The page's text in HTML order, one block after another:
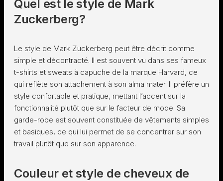
Quel est le style de Mark
Zuckerberg?
Le style de Mark Zuckerberg peut être décrit comme
simple et décontracté. Il est souvent vu dans ses fameux
t-shirts et sweats à capuche de la marque Harvard, ce
qui reflète son attachement à son alma mater. Il préfère un
style confortable et pratique, mettant l’accent sur la
fonctionnalité plutôt que sur le facteur de mode. Sa
garde-robe est souvent constituée de vêtements simples
et basiques, ce qui lui permet de se concentrer sur son
travail plutôt que sur son apparence.
Couleur et style de cheveux de